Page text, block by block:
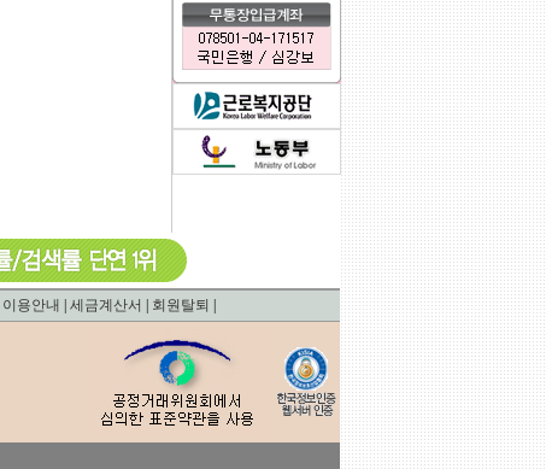
이용안내 세금계산서 회원탈퇴